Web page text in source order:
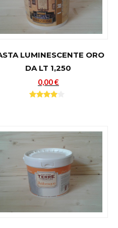
LUMINESCENTE ORO
DA LT 1,250
0,00 €